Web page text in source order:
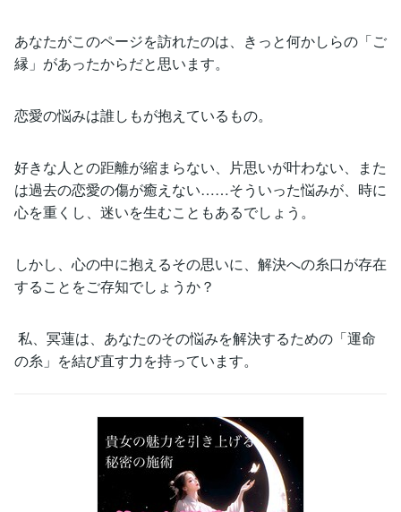
あなたがこのページを訪れたのは、きっと何かしらの「ご
縁」があったからだと思います。
恋愛の悩みは誰しもが抱えているもの。
好きな人との距離が縮まらない、片思いが叶わない、また
は過去の恋愛の傷が癒えない……そういった悩みが、時に
心を重くし、迷いを生むこともあるでしょう。
しかし、心の中に抱えるその思いに、解決への糸口が存在
することをご存知でしょうか？
私、冥蓮は、あなたのその悩みを解決するための「運命
の糸」を結び直す力を持っています。